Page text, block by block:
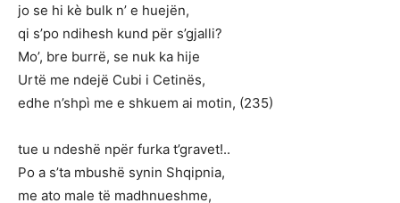
jo se hi kè bulk n’ e huejën,
qi s’po ndihesh kund për s’gjalli?
Mo’, bre burrë, se nuk ka hije
Urtë me ndejë Cubi i Cetinës,
edhe n’shpì me e shkuem ai motin, (235)
tue u ndeshë npër furka t’gravet!..
Po a s’ta mbushë synin Shqipnia,
me ato male të madhnueshme,